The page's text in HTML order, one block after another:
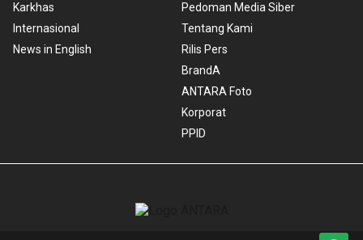
Karkhas
Internasional
News in English
Pedoman Media Siber
Tentang Kami
Rilis Pers
BrandA
ANTARA Foto
Korporat
PPID